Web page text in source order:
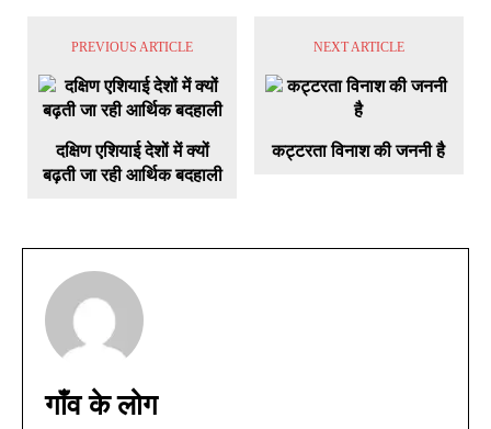
PREVIOUS ARTICLE
दक्षिण एशियाई देशों में क्यों
बढ़ती जा रही आर्थिक बदहाली
NEXT ARTICLE
कट्टरता विनाश की जननी है
गाँव के लोग